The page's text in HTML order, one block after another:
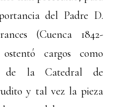
del Padre D.
(Cuenca 1842-
cargos como
de la Catedral de
y tal vez la pieza